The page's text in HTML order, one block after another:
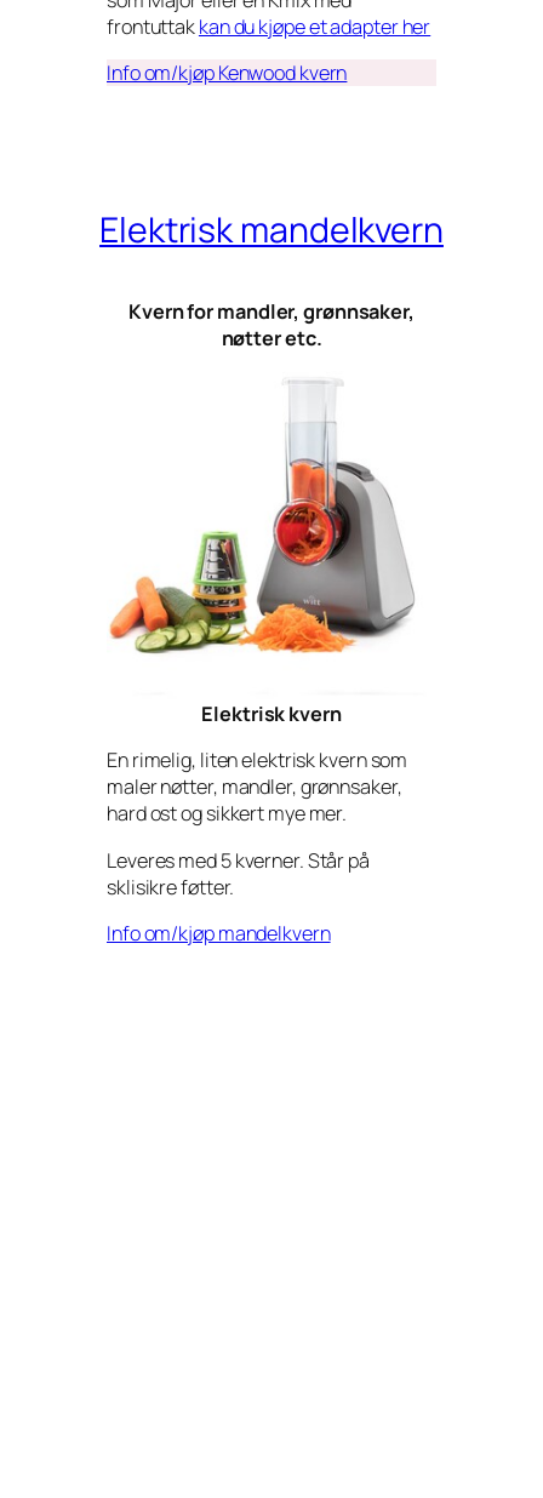
frontuttakkan du kjøpe et adapter her
Info om/kjøp Kenwood kvern
Elektrisk mandelkvern
Kvern for mandler, grønnsaker,
nøtter etc.
Elektrisk kvern
En rimelig, liten elektrisk kvern som
maler nøtter, mandler, grønnsaker,
hard ost og sikkert mye mer.
Leveres med 5 kverner. Står på
sklisikre føtter.
Info om/kjøp mandelkvern